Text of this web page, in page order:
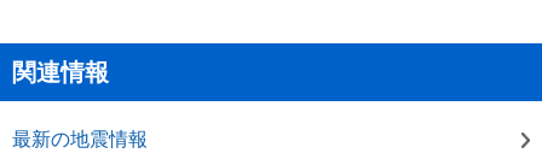
関連情報
最新の地震情報